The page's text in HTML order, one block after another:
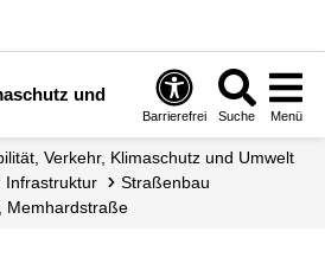
und
Barrierefrei Suche Menü
Verkehr, Klimaschutz und Umwelt
Infrastruktur
Straßenbau
Memhardstraße